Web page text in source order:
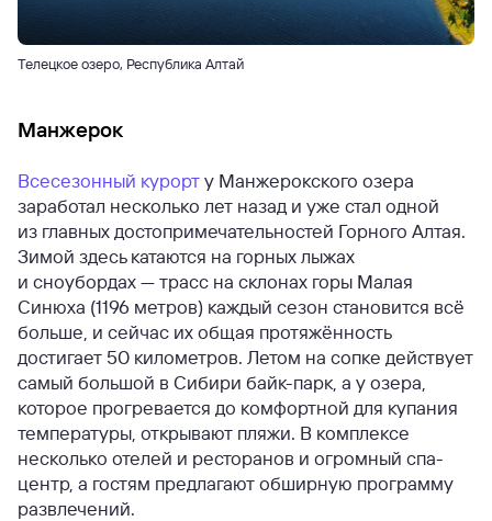
Телецкое озеро, Республика Алтай
Манжерок
Всесезонный курорту Манжерокского озера
заработал несколько лет назад и уже стал одной
из главных достопримечательностей Горного Алтая.
Зимой здесь катаются на горных лыжах
и сноубордах — трасс на склонах горы Малая
Синюха (1196 метров) каждый сезон становится всё
больше, и сейчас их общая протяжённость
достигает 50 километров. Летом на сопке действует
самый большой в Сибири байк-парк, а у озера,
которое прогревается до комфортной для купания
температуры, открывают пляжи. В комплексе
несколько отелей и ресторанов и огромный спа-
центр, а гостям предлагают обширную программу
развлечений.